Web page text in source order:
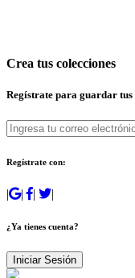
Crea tus colecciones
Regístrate para guardar
Regístrate con:
| | | |
¿Ya tienes cuenta?
Iniciar Sesión